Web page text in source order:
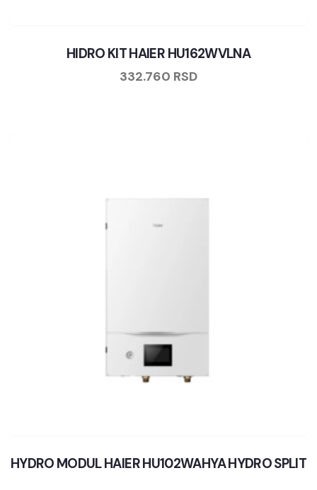
HIDRO KIT HAIER HU162WVLNA
332.760 RSD
HYDRO MODUL HAIER HU102WAHYA HYDRO SPLIT